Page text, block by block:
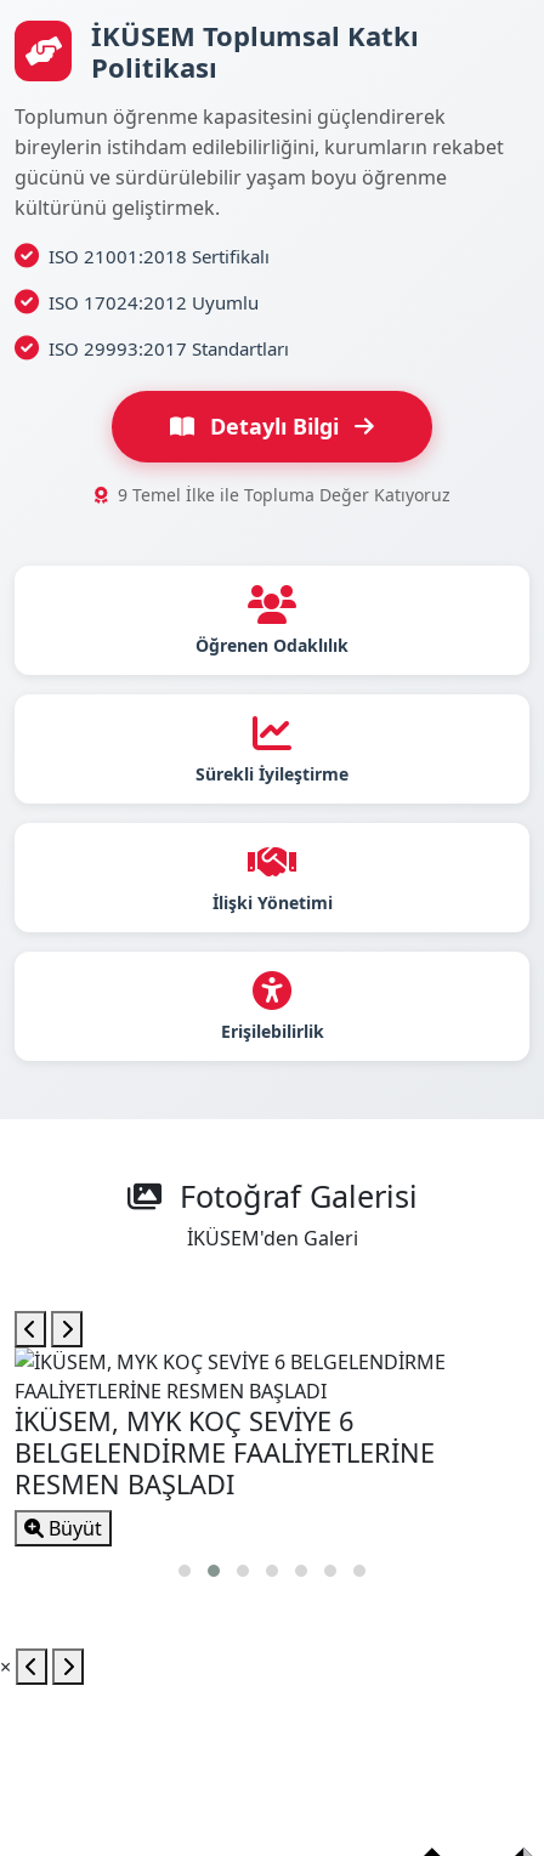
İKÜSEM Toplumsal Katkı
Politikası
Toplumun öğrenme kapasitesini güçlendirerek
bireylerin istihdam edilebilirliğini, kurumların rekabet
gücünü ve sürdürülebilir yaşam boyu öğrenme
kültürünü geliştirmek.
ISO 21001:2018 Sertifikalı
ISO 17024:2012 Uyumlu
ISO 29993:2017 Standartları
Detaylı Bilgi
9 Temel İlke ile Topluma Değer Katıyoruz
Öğrenen Odaklılık
Sürekli İyileştirme
İlişki Yönetimi
Erişilebilirlik
Fotoğraf Galerisi
İKÜSEM'den Galeri
İKÜSEM, MYK KOÇ SEVİYE 6
BELGELENDİRME FAALİYETLERİNE
RESMEN BAŞLADI
Büyüt
×